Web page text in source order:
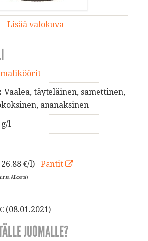
Lisää valokuva
Vaalea, täyteläinen, samettinen,
ananaksinen
g/l
€/l) Pantit
Alkosta)
(08.01.2021)
JUOMALLE?